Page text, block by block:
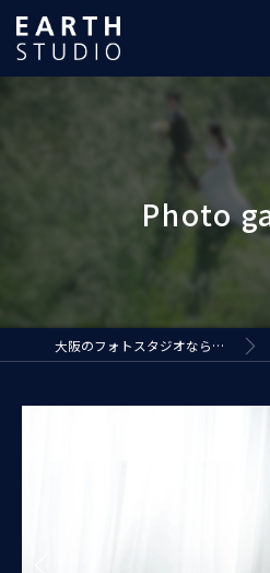
大阪のフォトスタジオなら株式会社ジ・アースプロダクション